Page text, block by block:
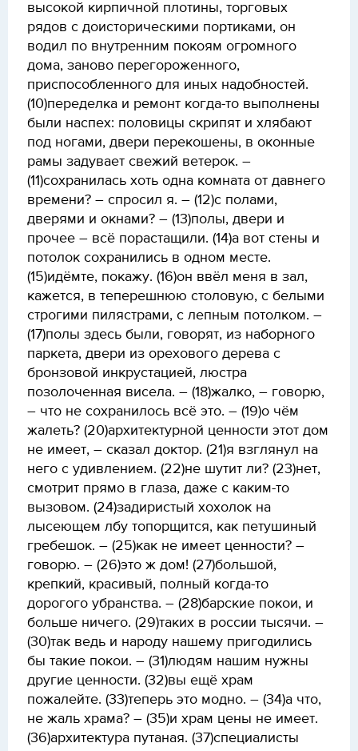
высокой кирпичной плотины, торговых
рядов с доисторическими портиками, он
водил по внутренним покоям огромного
дома, заново перегороженного,
приспособленного для иных надобностей.
(10)переделка и ремонт когда-то выполнены
были наспех: половицы скрипят и хлябают
под ногами, двери перекошены, в оконные
рамы задувает свежий ветерок. –
(11)сохранилась хоть одна комната от давнего
времени? – спросил я. – (12)с полами,
дверями и окнами? – (13)полы, двери и
прочее – всё порастащили. (14)а вот стены и
потолок сохранились в одном месте.
(15)идёмте, покажу. (16)он ввёл меня в зал,
кажется, в теперешнюю столовую, с белыми
строгими пилястрами, с лепным потолком. –
(17)полы здесь были, говорят, из наборного
паркета, двери из орехового дерева с
бронзовой инкрустацией, люстра
позолоченная висела. – (18)жалко, – говорю,
– что не сохранилось всё это. – (19)о чём
жалеть? (20)архитектурной ценности этот дом
не имеет, – сказал доктор. (21)я взглянул на
него с удивлением. (22)не шутит ли? (23)нет,
смотрит прямо в глаза, даже с каким-то
вызовом. (24)задиристый хохолок на
лысеющем лбу топорщится, как петушиный
гребешок. – (25)как не имеет ценности? –
говорю. – (26)это ж дом! (27)большой,
крепкий, красивый, полный когда-то
дорогого убранства. – (28)барские покои, и
больше ничего. (29)таких в россии тысячи. –
(30)так ведь и народу нашему пригодились
бы такие покои. – (31)людям нашим нужны
другие ценности. (32)вы ещё храм
пожалейте. (33)теперь это модно. – (34)а что,
не жаль храма? – (35)и храм цены не имеет.
(36)архитектура путаная. (37)специалисты